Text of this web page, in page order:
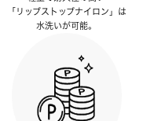
「リップストップナイロン」は
水洗いが可能。